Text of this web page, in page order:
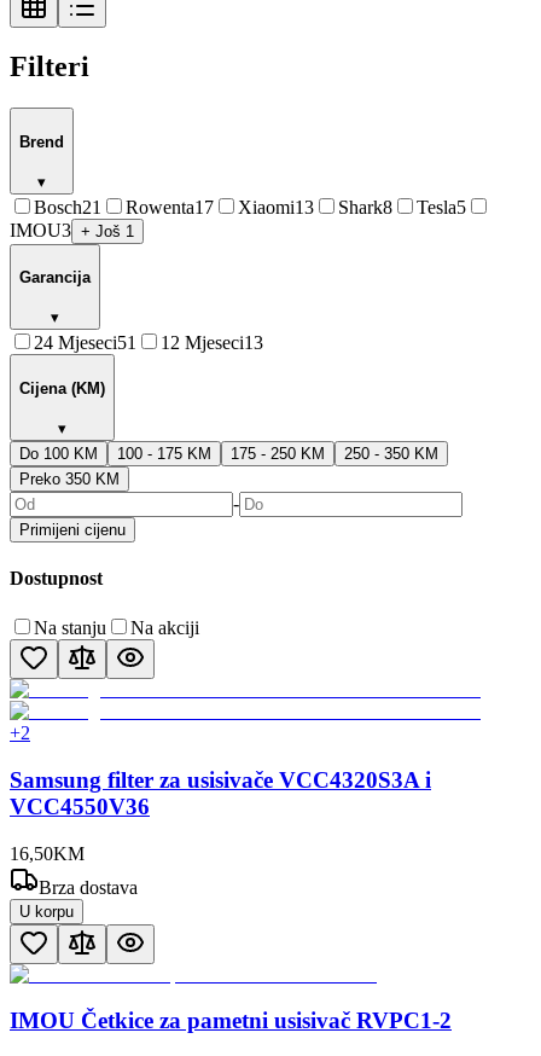
Filteri
Brend
▾
Bosch21 Rowenta17 Xiaomi13 Shark8 Tesla5
IMOU3 + Još 1
Garancija
▾
24 Mjeseci51 12 Mjeseci13
Cijena (KM)
▾
Do 100 KM
100 - 175 KM 175 - 250 KM
250 - 350 KM
Preko 350 KM
-
Primijeni cijenu
Dostupnost
Na stanju Na akciji
+2
Samsung filter za usisivače VCC4320S3A i
VCC4550V36
16,50KM
Brza dostava
U korpu
IMOU Četkice za pametni usisivač RVPC1-2